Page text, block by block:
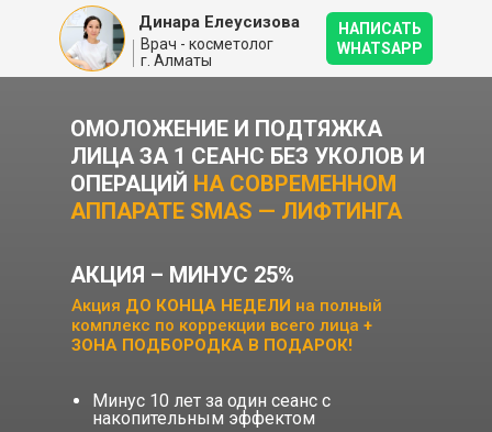
Динара Елеусизова
Врач - косметолог
г. Алматы
НАПИСАТЬ
WHATSAPP
ОМОЛОЖЕНИЕ И ПОДТЯЖКА
ЛИЦА ЗА 1 СЕАНС БЕЗ УКОЛОВ И
ОПЕРАЦИЙ НА СОВРЕМЕННОМ
АППАРАТЕ SMAS — ЛИФТИНГА
Минус 10 лет за один сеанс с
накопительным эффектом
Акция ДО КОНЦА НЕДЕЛИ на полный
комплекс по коррекции всего лица +
ЗОНА ПОДБОРОДКА В ПОДАРОК!
АКЦИЯ – МИНУС 25%